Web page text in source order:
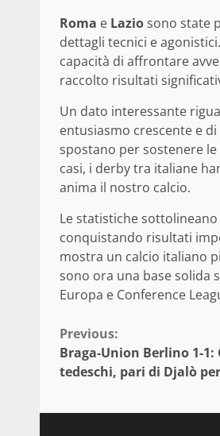
Roma e Laziosono state
dettagli tecnici e
capacità di affrontare
raccolto risultati
Un dato interessante
entusiasmo crescente e
spostano per sostenere
casi, i derby tra italiane
anima il nostro calcio.
Le statistiche
conquistando risultati
mostra un calcio italiano
sono ora una base solida
Europa e Conference
Continue
Reading
Previous:
Braga-Union Berlino 1-1:
tedeschi, pari di Djalò